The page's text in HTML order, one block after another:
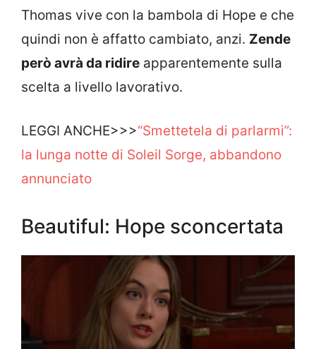
Thomas vive con la bambola di Hope e che
quindi non è affatto cambiato, anzi. Zende
però avrà da ridire apparentemente sulla
scelta a livello lavorativo.
LEGGI ANCHE>>>“Smettetela di parlarmi”:
la lunga notte di Soleil Sorge, abbandono
annunciato
Beautiful: Hope sconcertata